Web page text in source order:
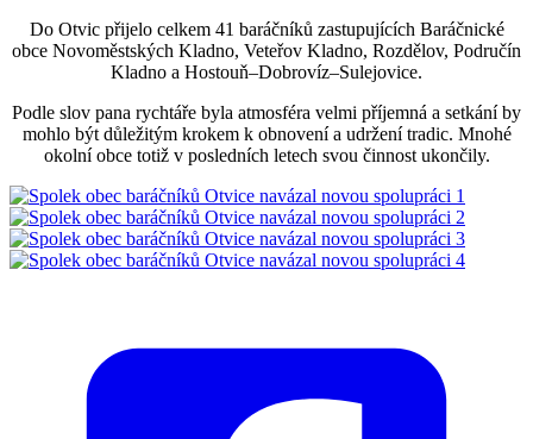
Do Otvic přijelo celkem 41 baráčníků zastupujících Baráčnické
obce Novoměstských Kladno, Veteřov Kladno, Rozdělov, Područín
Kladno a Hostouň–Dobrovíz–Sulejovice.
Podle slov pana rychtáře byla atmosféra velmi příjemná a setkání by
mohlo být důležitým krokem k obnovení a udržení tradic. Mnohé
okolní obce totiž v posledních letech svou činnost ukončily.